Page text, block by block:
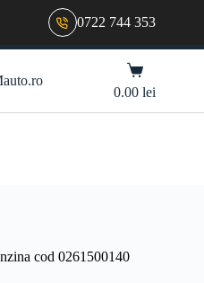
0722 744 353
Coș
de
cumpărături
0.00lei
cod 0261500140